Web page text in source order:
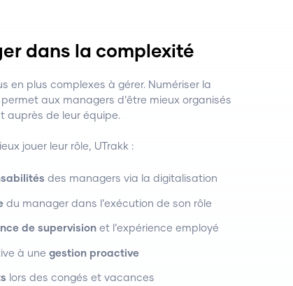
dans la complexité
en plus complexes à gérer. Numériser la
aux managers d’être mieux organisés
auprès de leur équipe.
jouer leur rôle, UTrakk :
des managers via la digitalisation
du manager dans l’exécution de son rôle
de supervision et l’expérience employé
à unegestion proactive
lors des congés et vacances